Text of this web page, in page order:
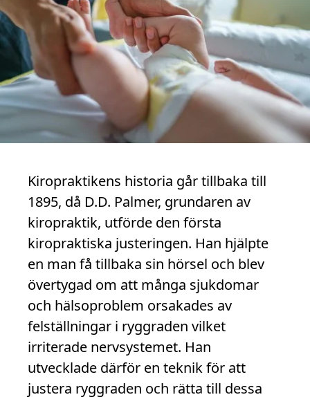
Kiropraktikens historia går tillbaka till
1895, då D.D. Palmer, grundaren av
kiropraktik, utförde den första
kiropraktiska justeringen. Han hjälpte
en man få tillbaka sin hörsel och blev
övertygad om att många sjukdomar
och hälsoproblem orsakades av
felställningar i ryggraden vilket
irriterade nervsystemet. Han
utvecklade därför en teknik för att
justera ryggraden och rätta till dessa